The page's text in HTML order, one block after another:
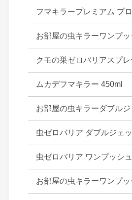
フマキラープレミアム プ
お部屋の虫キラーワンプ
クモの巣ゼロバリアスプレ
ムカデフマキラー 450ml
お部屋の虫キラーダブルジ
虫ゼロバリア ダブルジェ
虫ゼロバリア ワンプッシ
お部屋の虫キラーワンプ